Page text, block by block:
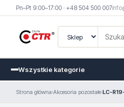
Pn–Pt 9:00–17:00 · +48 504 500 007
Wszystkie kategorie
Strona główna›Akcesoria pozostałe›LC-